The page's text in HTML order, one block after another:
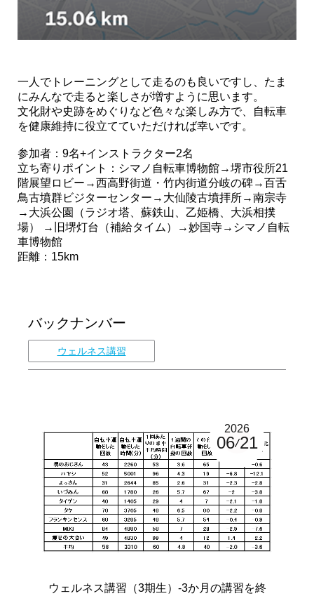
一人でトレーニングとして走るのも良いですし、たま
にみんなで走ると楽しさが増すように思います。
文化財や史跡をめぐりなど色々な楽しみ方で、自転車
を健康維持に役立てていただければ幸いです。
参加者：9名+インストラクター2名
立ち寄りポイント：シマノ自転車博物館→堺市役所21
階展望ロビー→西高野街道・竹内街道分岐の碑→百舌
鳥古墳群ビジターセンター→大仙陵古墳拝所→南宗寺
→大浜公園（ラジオ塔、蘇鉄山、乙姫橋、大浜相撲
場） →旧堺灯台（補給タイム）→妙国寺→シマノ自転
車博物館
距離：15km
バックナンバー
ウェルネス講習
2026
06 21
ウェルネス講習（3期生）-3か月の講習を終